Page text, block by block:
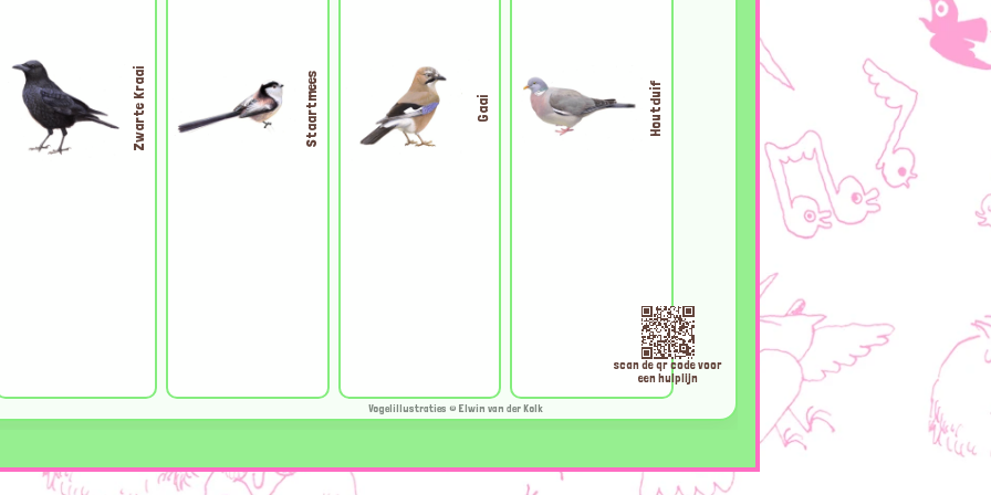
scan de qr code voor
een hulplijn
Vogelillustraties © Elwin van der Kolk
Zwarte Kraai Staartmees Gaai Houtduif